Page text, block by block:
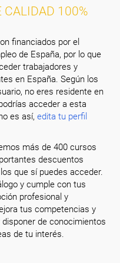
CALIDAD 100%
financiados por el
de España, por lo que
trabajadores y
en España. Según los
no eres residente en
acceder a esta
es así,edita tu perfil
más de 400 cursos
descuentos
que sí puedes acceder.
y cumple con tus
profesional y
tus competencias y
de conocimientos
de tu interés.